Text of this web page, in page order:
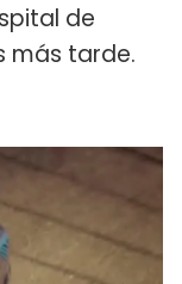
de
más tarde.